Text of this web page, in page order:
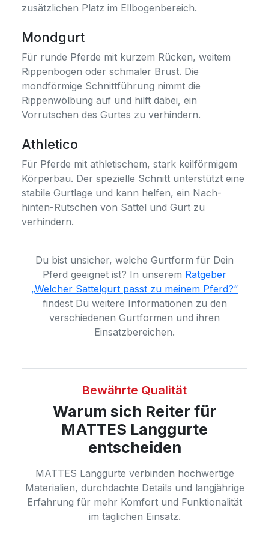
zusätzlichen Platz im Ellbogenbereich.
Mondgurt
Für runde Pferde mit kurzem Rücken, weitem
Rippenbogen oder schmaler Brust. Die
mondförmige Schnittführung nimmt die
Rippenwölbung auf und hilft dabei, ein
Vorrutschen des Gurtes zu verhindern.
Athletico
Für Pferde mit athletischem, stark keilförmigem
Körperbau. Der spezielle Schnitt unterstützt eine
stabile Gurtlage und kann helfen, ein Nach-
hinten-Rutschen von Sattel und Gurt zu
verhindern.
Du bist unsicher, welche Gurtform für Dein
Pferd geeignet ist? In unserem Ratgeber
„Welcher Sattelgurt passt zu meinem Pferd?“
findest Du weitere Informationen zu den
verschiedenen Gurtformen und ihren
Einsatzbereichen.
Bewährte Qualität
Warum sich Reiter für
MATTES Langgurte
entscheiden
MATTES Langgurte verbinden hochwertige
Materialien, durchdachte Details und langjährige
Erfahrung für mehr Komfort und Funktionalität
im täglichen Einsatz.